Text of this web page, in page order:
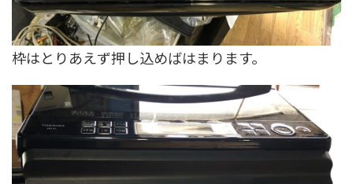
枠はとりあえず押し込めばはまります。